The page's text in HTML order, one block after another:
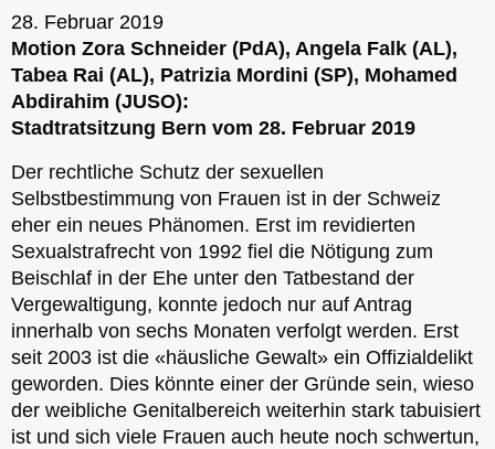
28. Februar 2019
Motion Zora Schneider (PdA), Angela Falk (AL),
Tabea Rai (AL), Patrizia Mordini (SP), Mohamed
Abdirahim (JUSO):
Stadtratsitzung Bern vom 28. Februar 2019
Der rechtliche Schutz der sexuellen
Selbstbestimmung von Frauen ist in der Schweiz
eher ein neues Phänomen. Erst im revidierten
Sexualstrafrecht von 1992 fiel die Nötigung zum
Beischlaf in der Ehe unter den Tatbestand der
Vergewaltigung, konnte jedoch nur auf Antrag
innerhalb von sechs Monaten verfolgt werden. Erst
seit 2003 ist die «häusliche Gewalt» ein Offizialdelikt
geworden. Dies könnte einer der Gründe sein, wieso
der weibliche Genitalbereich weiterhin stark tabuisiert
ist und sich viele Frauen auch heute noch schwertun,